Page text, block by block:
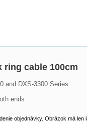
ring cable 100cm
and DXS-3300 Series
ends.
objednávky. Obrázok má len